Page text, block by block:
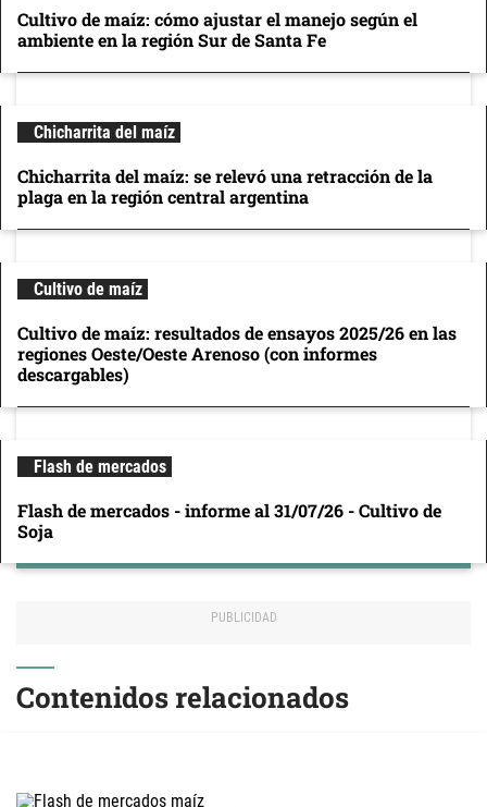
Cultivo de maíz: cómo ajustar el manejo según el
ambiente en la región Sur de Santa Fe
Chicharrita del maíz
Chicharrita del maíz: se relevó una retracción de la
plaga en la región central argentina
Cultivo de maíz
Cultivo de maíz: resultados de ensayos 2025/26 en las
regiones Oeste/Oeste Arenoso (con informes
descargables)
Flash de mercados
Flash de mercados - informe al 31/07/26 - Cultivo de
Soja
Contenidos relacionados